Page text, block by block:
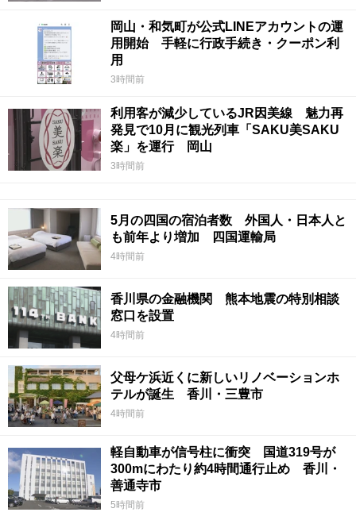
岡山・和気町が公式LINEアカウントの運
用開始 手軽に行政手続き・クーポン利
用
3時間前
利用客が減少しているJR因美線 魅力再
発見で10月に観光列車「SAKU美SAKU
楽」を運行 岡山
3時間前
5月の四国の宿泊者数 外国人・日本人と
も前年より増加 四国運輸局
4時間前
香川県の金融機関 熊本地震の特別相談
窓口を設置
4時間前
父母ケ浜近くに新しいリノベーションホ
テルが誕生 香川・三豊市
4時間前
軽自動車が信号柱に衝突 国道319号が
300mにわたり約4時間通行止め 香川・
善通寺市
5時間前